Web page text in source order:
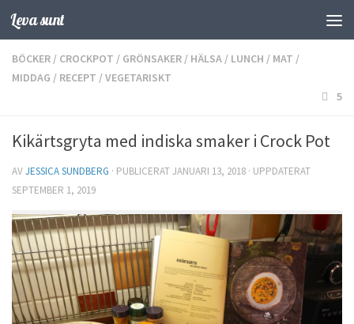
Hoppa till innehåll
Leva sunt
BÖCKER / CROCKPOT / GRÖNSAKER / HÄLSA / LUNCH / MAT /
MIDDAG / RECEPT /VEGETARISKT
5
Kikärtsgryta med indiska smaker i Crock Pot
AVJESSICA SUNDBERG · PUBLICERATJANUARI 13, 2018 · UPPDATERAT
SEPTEMBER 1, 2019